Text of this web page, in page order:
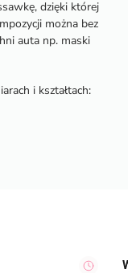
dzięki której
można bez
auta np. maski
i kształtach: